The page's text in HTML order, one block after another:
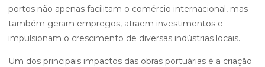
portos não apenas facilitam o comércio internacional, mas
também geram empregos, atraem investimentos e
impulsionam o crescimento de diversas indústrias locais.
Um dos principais impactos das obras portuárias é a criação